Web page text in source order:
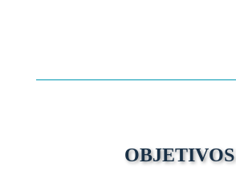
OBJETIVOS